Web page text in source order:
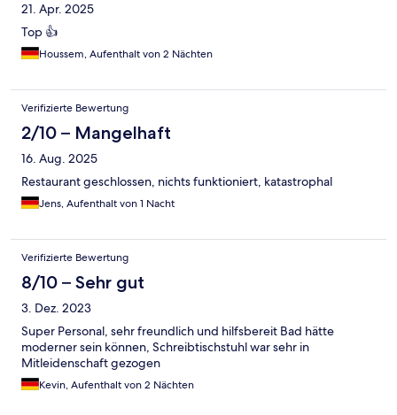
21. Apr. 2025
Top 👍
Houssem, Aufenthalt von 2 Nächten
Verifizierte Bewertung
2/10 – Mangelhaft
16. Aug. 2025
Restaurant geschlossen, nichts funktioniert, katastrophal
Jens, Aufenthalt von 1 Nacht
Verifizierte Bewertung
8/10 – Sehr gut
3. Dez. 2023
Super Personal, sehr freundlich und hilfsbereit Bad hätte
moderner sein können, Schreibtischstuhl war sehr in
Mitleidenschaft gezogen
Kevin, Aufenthalt von 2 Nächten